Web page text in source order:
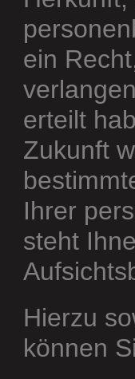
ein
erteilt
Zukunft
Ihrer
steht
Hierzu
können